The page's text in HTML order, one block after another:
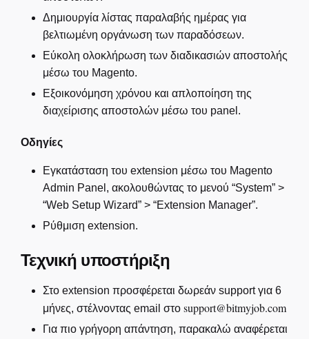
Δημιουργία λίστας παραλαβής ημέρας για
βελτιωμένη οργάνωση των παραδόσεων.
Εύκολη ολοκλήρωση των διαδικασιών αποστολής
μέσω του Magento.
Εξοικονόμηση χρόνου και απλοποίηση της
διαχείρισης αποστολών μέσω του panel.
Οδηγίες
Εγκατάσταση του extension μέσω του Magento
Admin Panel, ακολουθώντας το μενού “System” >
“Web Setup Wizard” > “Extension Manager”.
Ρύθμιση extension.
Τεχνική υποστήριξη
Στο extension προσφέρεται δωρεάν support για 6
μήνες, στέλνοντας email στο support@bitmyjob.com
Για πιο γρήγορη απάντηση, παρακαλώ αναφέρεται